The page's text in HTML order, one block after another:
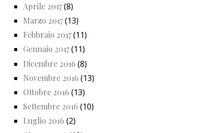
Aprile 2017(8)
Marzo 2017(13)
Febbraio 2017(11)
Gennaio 2017(11)
Dicembre 2016 (8)
Novembre 2016 (13)
Ottobre 2016 (13)
Settembre 2016 (10)
Luglio 2016 (2)